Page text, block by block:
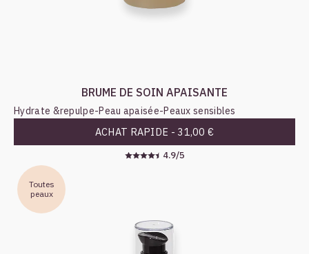
BRUME DE SOIN APAISANTE
Hydrate &repulpe-Peau apaisée-Peaux sensibles
ACHAT RAPIDE - 31,00 €
4.9/5
Toutes
peaux